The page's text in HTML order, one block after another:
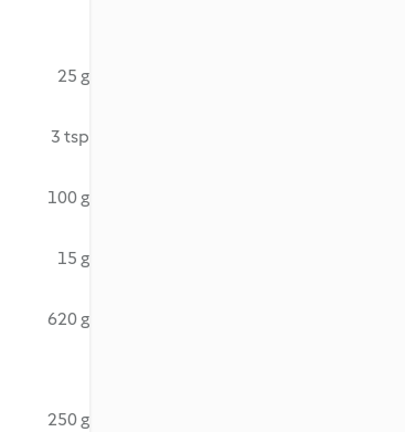
25 g
3 tsp
100 g
15 g
620 g
250 g